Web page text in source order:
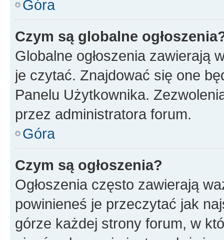
Góra
Czym są globalne
Globalne ogłoszenia zawierają
je czytać. Znajdować się one
Panelu Użytkownika.
przez administratora forum.
Góra
Czym są ogłoszenia?
Ogłoszenia często zawierają
powinieneś je przeczytać jak
górze każdej strony forum, w